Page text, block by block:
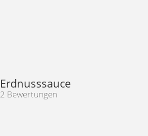
Erdnusssauce
2 Bewertungen